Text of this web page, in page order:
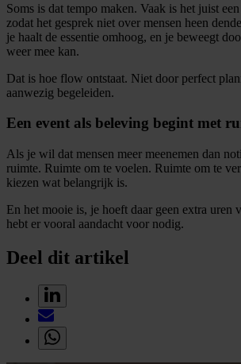
Soms is dat tempo maken. Vaak is het juist
zodat het gesprek niet over mensen heen
je haalt de essentie omhoog, en je beweegt
weer mee kan.
Dat is hoe flow ontstaat. Niet door perfect
aanwezig begeleiden.
Een event als beleving begint met
Als je wil dat mensen meer meenemen dan
ruimte. Ruimte om te voelen. Ruimte om te
kiezen wat belangrijk is.
En het mooie is, je hoeft daar geen extra uren
hebt er vooral aandacht voor nodig.
Deel dit artikel